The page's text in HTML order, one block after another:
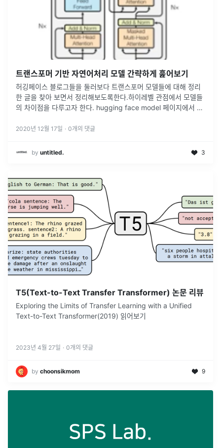
트랜스포머 기반 자연어처리 모델 간략하게 훑어보기
허깅페이스 블로그들을 둘러보다 트랜스포머 모델들에 대해 정리
한 글을 찾아 보면서 정리해보도록한다.하이레벨 관점에서 모델들
의 차이점을 다루고자 한다. hugging face model 페이지에서 사
깅페이스...
2020년 12월 17일 · 0개의 댓글
by untitled. 3
T5(Text-to-Text Transfer Transformer) 논문 리뷰
Exploring the Limits of Transfer Learning with a Unified
Text-to-Text Transformer(2019) 읽어보기
2023년 4월 27일 · 0개의 댓글
by choonsikmom 9